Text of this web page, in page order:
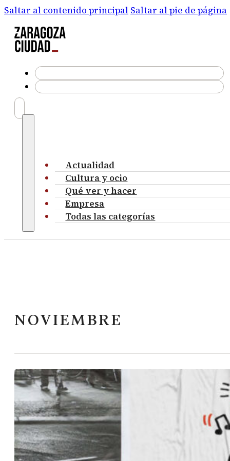
Saltar al contenido principal Saltar al pie de página
Actualidad
Cultura y ocio
Qué ver y hacer
Empresa
Todas las categorías
NOVIEMBRE